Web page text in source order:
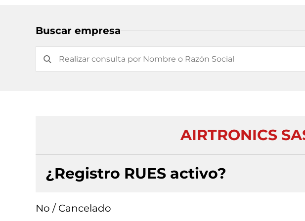
Buscar empresa
AIRTRONICS
¿Registro RUES activo?
No / Cancelado